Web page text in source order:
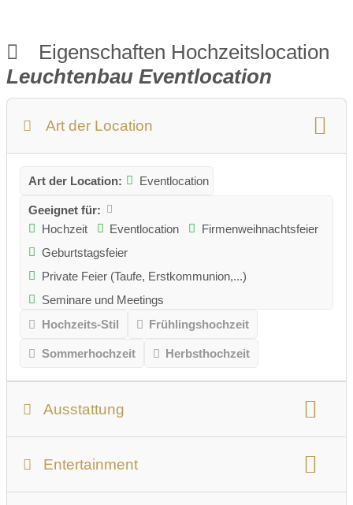
Eigenschaften Hochzeitslocation
Leuchtenbau Eventlocation
Art der Location
Art der Location: Eventlocation
Geeignet für:
Hochzeit
Eventlocation
Firmenweihnachtsfeier
Geburtstagsfeier
Private Feier (Taufe, Erstkommunion,...)
Seminare und Meetings
Hochzeits-Stil
Frühlingshochzeit
Sommerhochzeit Herbsthochzeit
Ausstattung
Entertainment